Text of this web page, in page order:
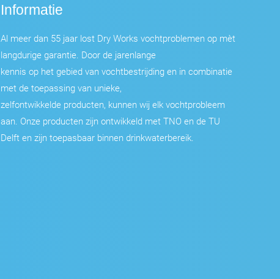
Informatie
Al meer dan 55 jaar lost Dry Works vochtproblemen op mèt
langdurige garantie. Door de jarenlange
kennis op het gebied van vochtbestrijding en in combinatie
met de toepassing van unieke,
zelfontwikkelde producten, kunnen wij elk vochtprobleem
aan. Onze producten zijn ontwikkeld met TNO en de TU
Delft en zijn toepasbaar binnen drinkwaterbereik.